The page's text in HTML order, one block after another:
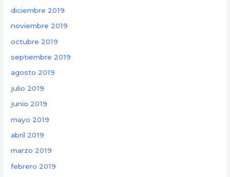
diciembre 2019
noviembre 2019
octubre 2019
septiembre 2019
agosto 2019
julio 2019
junio 2019
mayo 2019
abril 2019
marzo 2019
febrero 2019